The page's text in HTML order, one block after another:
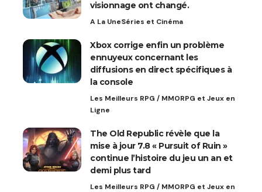
visionnage ont changé.
A La UneSéries et Cinéma
Xbox corrige enfin un problème
ennuyeux concernant les
diffusions en direct spécifiques à
la console
Les Meilleurs RPG / MMORPG et Jeux en
Ligne
The Old Republic révèle que la
mise à jour 7.8 « Pursuit of Ruin »
continue l’histoire du jeu un an et
demi plus tard
Les Meilleurs RPG / MMORPG et Jeux en